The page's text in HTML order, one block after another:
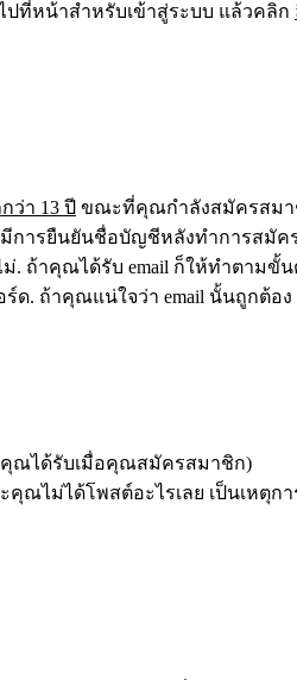
ปที่หน้าสำหรับเข้าสู่ระบบ แล้วคลิก
ว่า 13 ปี ขณะที่คุณกำลังสมัครสม
ารยืนยันชื่อบัญชีหลังทำการสมัค
าคุณได้รับ email ก็ให้ทำตามขั้
ร์ด. ถ้าคุณแน่ใจว่า email นั้นถูกต้อง
ที่คุณได้รับเมื่อคุณสมัครสมาชิก)
คุณไม่ได้โพสต์อะไรเลย เป็นเ